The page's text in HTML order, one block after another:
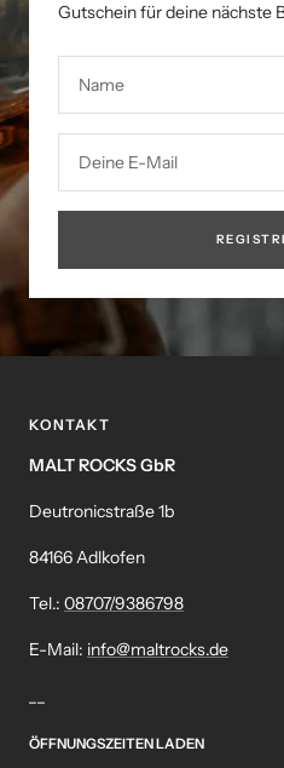
Gutschein für deine nächste
Name
Deine E-Mail
KONTAKT
MALT ROCKS GbR
Deutronicstraße 1b
84166 Adlkofen
Tel.: 08707/9386798
E-Mail: info@maltrocks.de
ÖFFNUNGSZEITEN LADEN